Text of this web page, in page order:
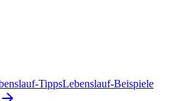
TippsLebenslauf-Beispiele